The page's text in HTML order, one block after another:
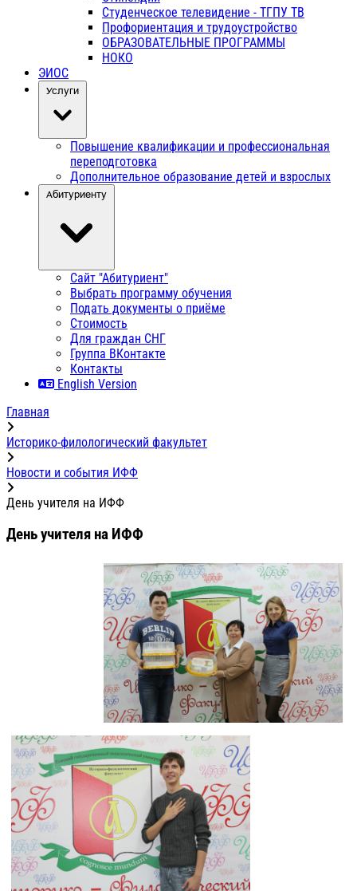
Студенческое телевидение - ТГПУ ТВ
Профориентация и трудоустройство
ОБРАЗОВАТЕЛЬНЫЕ ПРОГРАММЫ
НОКО
ЭИОС
Услуги
Повышение квалификации и профессиональная
переподготовка
Дополнительное образование детей и взрослых
Абитуриенту
Сайт "Абитуриент"
Выбрать программу обучения
Подать документы о приёме
Стоимость
Для граждан СНГ
Группа ВКонтакте
Контакты
English Version
Главная
Историко-филологический факультет
Новости и события ИФФ
День учителя на ИФФ
День учителя на ИФФ